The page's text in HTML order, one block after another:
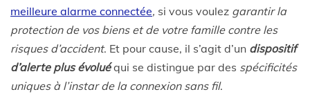
meilleure alarme connectée, si vous voulez garantir la
protection de vos biens et de votre famille contre les
risques d’accident. Et pour cause, il s’agit d’un dispositif
d’alerte plus évoluéqui se distingue par des spécificités
uniques à l’instar de la connexion sans fil.